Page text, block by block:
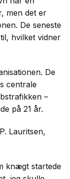
men det er
De seneste
hvilket vidner
De
centrale
–
på 21 år.
Lauritsen,
knægt startede